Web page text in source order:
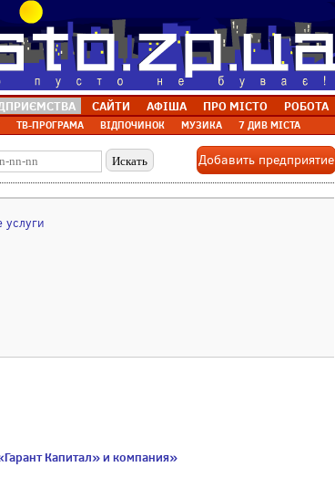
САЙТИ АФІША ПРО МІСТО РОБОТА
ТВ-ПРОГРАМА ВІДПОЧИНОК МУЗИКА 7 ДИВ МІСТА
Добавить предприятие
услуги
Капитал» и компания»